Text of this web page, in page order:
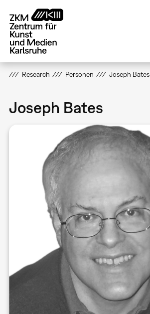
zum
Inhalt
Research Personen Joseph Bates
Joseph Bates